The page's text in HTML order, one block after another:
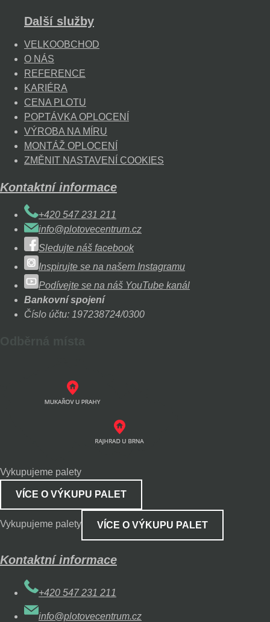
Další služby
VELKOOBCHOD
O NÁS
REFERENCE
KARIÉRA
CENA PLOTU
POPTÁVKA OPLOCENÍ
VÝROBA NA MÍRU
MONTÁŽ OPLOCENÍ
ZMĚNIT NASTAVENÍ COOKIES
Kontaktní informace
+420 547 231 211
info@plotovecentrum.cz
Sledujte náš facebook
Inspirujte se na našem Instagramu
Podívejte se na náš YouTube kanál
Bankovní spojení
Číslo účtu: 197238724/0300
Vykupujeme palety
VÍCE O VÝKUPU PALET
Vykupujeme palety VÍCE O VÝKUPU PALET
Kontaktní informace
+420 547 231 211
info@plotovecentrum.cz